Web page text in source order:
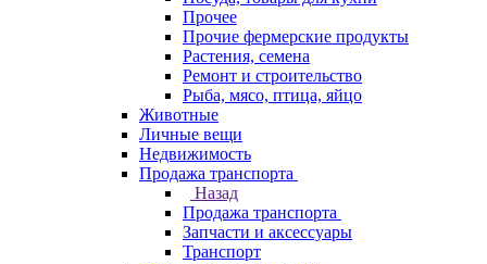
Прочее
Прочие фермерские продукты
Растения, семена
Ремонт и строительство
Рыба, мясо, птица, яйцо
Животные
Личные вещи
Недвижимость
Продажа транспорта
Назад
Продажа транспорта
Запчасти и аксессуары
Транспорт